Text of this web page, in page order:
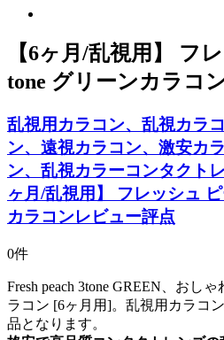
【6ヶ月/乱視用】 フ
tone グリーンカラコ
乱視用カラコン、乱視カラ
ン、遠視カラコン、激安カ
ン、乱視カラーコンタクト
ヶ月/乱視用】 フレッシュ
カラコンレビュー評点
0件
Fresh peach 3tone GREEN、おし
ラコン [6ヶ月用]。乱視用カラコ
品となります。